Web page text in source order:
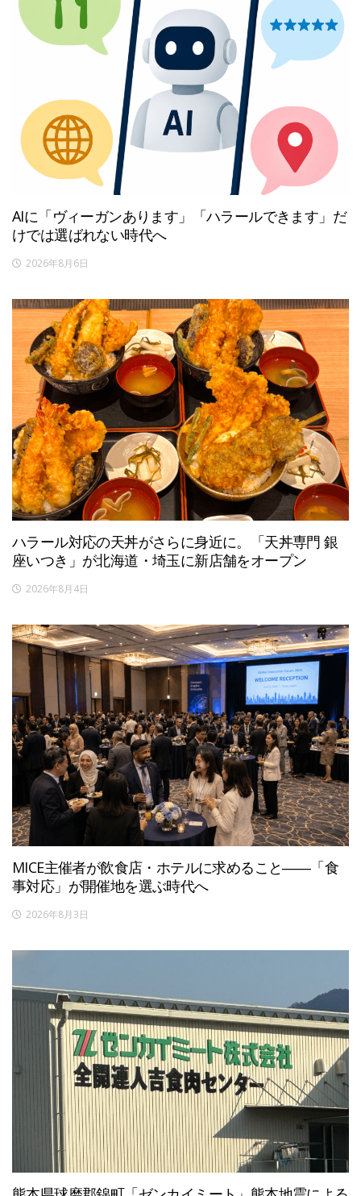
AIに「ヴィーガンあります」「ハラールできます」だ
けでは選ばれない時代へ
2026年8月6日
ハラール対応の天丼がさらに身近に。「天丼専門 銀
座いつき」が北海道・埼玉に新店舗をオープン
2026年8月4日
MICE主催者が飲食店・ホテルに求めること――「食
事対応」が開催地を選ぶ時代へ
2026年8月3日